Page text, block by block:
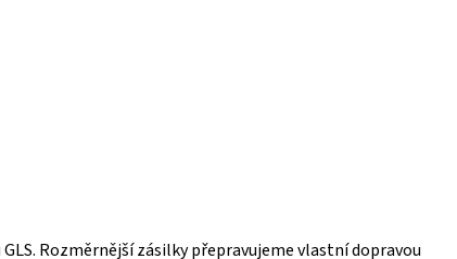
Rozměrnější zásilky přepravujeme vlastní dopravou